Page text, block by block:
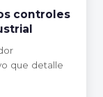
controles
que detalle